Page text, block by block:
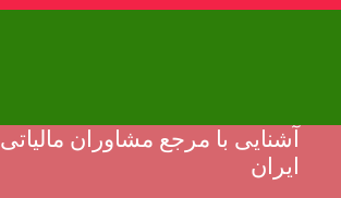
آشنایی با مرجع مشاوران مالیاتی
ایران